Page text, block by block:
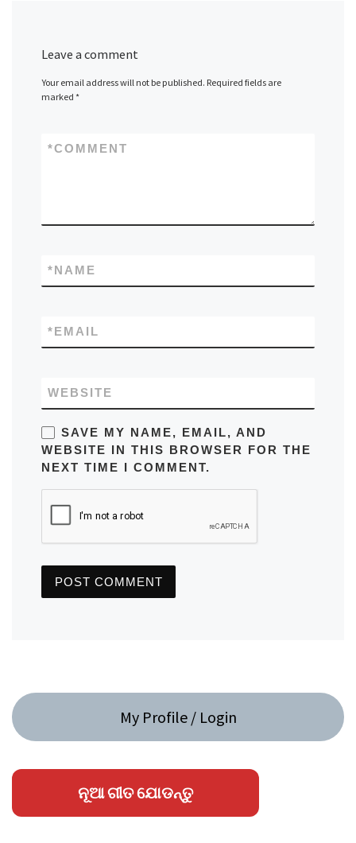
Leave a comment
Your email address will not be published. Required fields are
marked *
COMMENT
*
NAME
*
EMAIL
*
WEBSITE
SAVE MY NAME, EMAIL, AND
WEBSITE IN THIS BROWSER FOR THE
NEXT TIME I COMMENT.
My Profile / Login
ନୂଆ ଗୀତ ଯୋଡନ୍ତୁ